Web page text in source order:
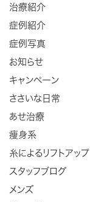
治療紹介
症例紹介
症例写真
お知らせ
キャンペーン
ささいな日常
あせ治療
痩身系
糸によるリフトアップ
スタッフブログ
メンズ